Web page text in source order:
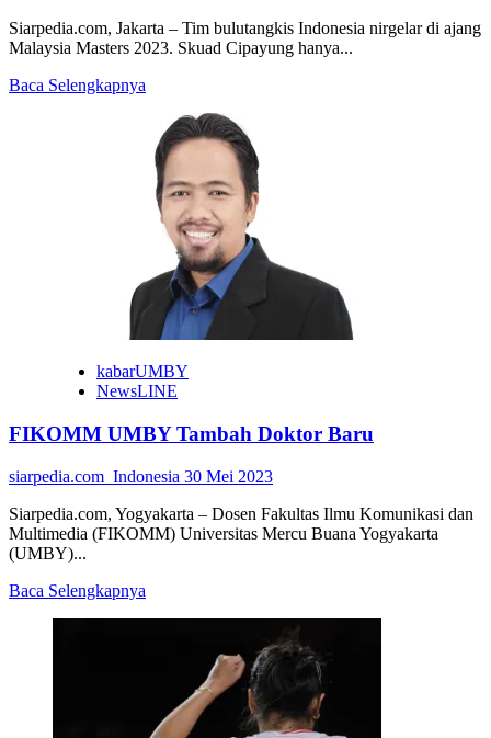
Siarpedia.com, Jakarta – Tim bulutangkis Indonesia nirgelar di ajang
Malaysia Masters 2023. Skuad Cipayung hanya...
Baca Selengkapnya
about
Gregoria
Runner
Up,
Ini
Catatan
Kabid
Binpres
kabarUMBY
NewsLINE
FIKOMM UMBY Tambah Doktor Baru
siarpedia.com_Indonesia 30 Mei 2023
Siarpedia.com, Yogyakarta – Dosen Fakultas Ilmu Komunikasi dan
Multimedia (FIKOMM) Universitas Mercu Buana Yogyakarta
(UMBY)...
Baca Selengkapnya
Tambah
Doktor
Baru